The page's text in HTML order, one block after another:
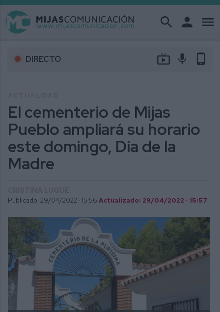
search person menu
DIRECTO live_tv mic phone_android
El cementerio de Mijas
Pueblo ampliará su horario
este domingo, Día de la
Madre
Publicado: 29/04/2022 · 15:56 Actualizado: 29/04/2022 · 15:57